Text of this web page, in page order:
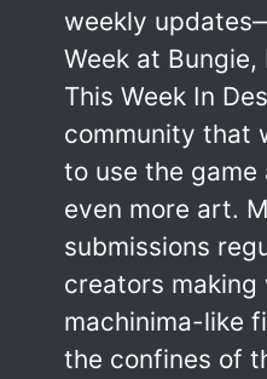
weekly
Week at
This Week In
community that
to use the
even more art.
submissions
creators
machinima-like
the confines of